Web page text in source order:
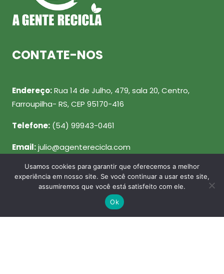
CONTATE-NOS
Endereço:Rua 14 de Julho, 479, sala 20, Centro,
Farroupilha- RS, CEP 95170-416
Telefone: (54) 99943-0461
Email:julio@agenterecicla.com
REDES SOCIAIS
Usamos cookies para garantir que oferecemos a melhor
experiência em nosso site. Se você continuar a usar este site,
assumiremos que você está satisfeito com ele.
Ok